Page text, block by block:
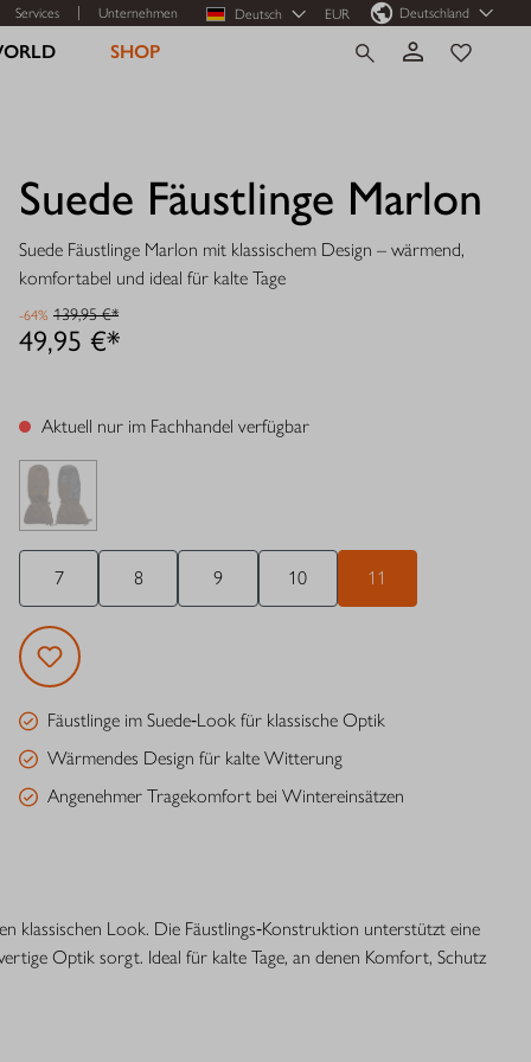
Services Unternehmen Deutsch EUR Deutschland
SHOP
Suede Fäustlinge Marlon
Suede Fäustlinge Marlon mit klassischem Design – wärmend,
komfortabel und ideal für kalte Tage
49,95 €*
-64% 139,95 €*
Aktuell nur im Fachhandel verfügbar
7 8 9 10 11
Fäustlinge im Suede‑Look für klassische Optik
Wärmendes Design für kalte Witterung
Angenehmer Tragekomfort bei Wintereinsätzen
klassischen Look. Die Fäustlings‑Konstruktion unterstützt eine
Optik sorgt. Ideal für kalte Tage, an denen Komfort, Schutz